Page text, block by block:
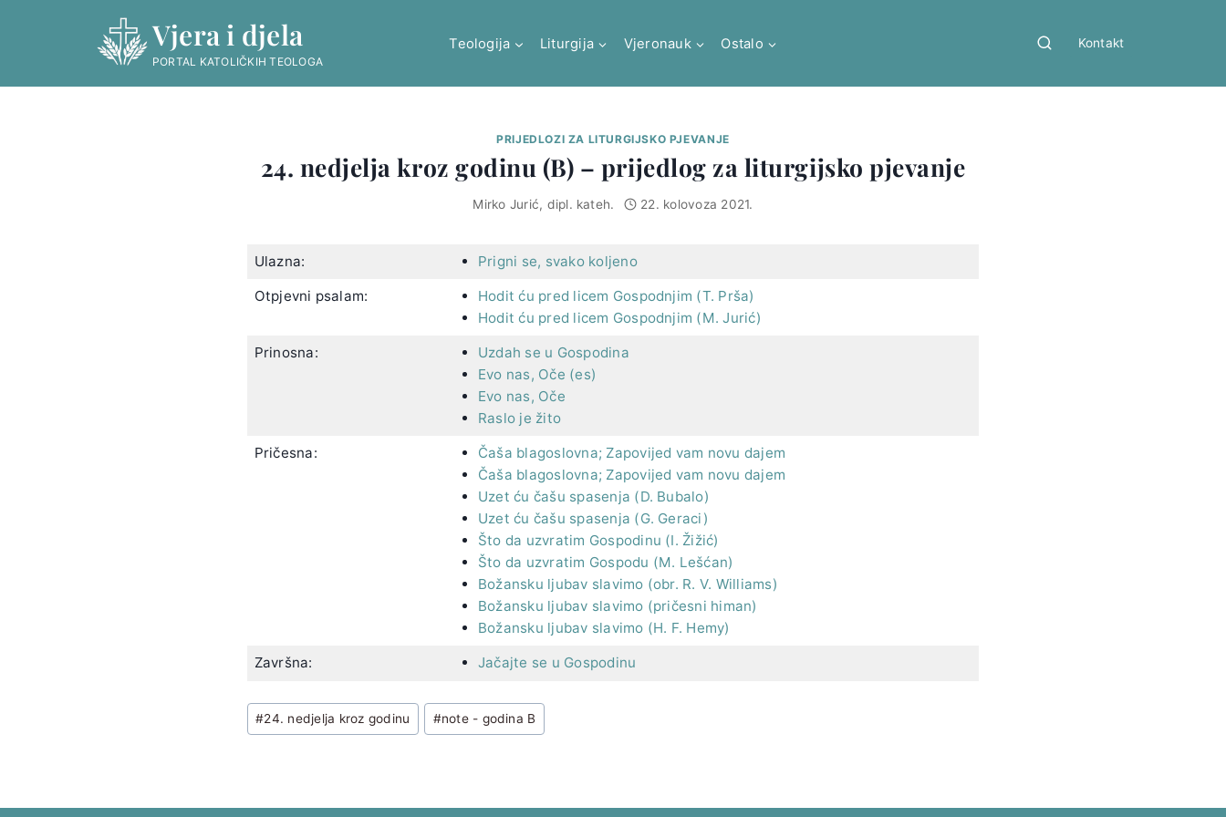
Vjera i djela
PORTAL KATOLIČKIH TEOLOGA
Teologija Liturgija Vjeronauk Ostalo Kontakt
PRIJEDLOZI ZA LITURGIJSKO PJEVANJE
24. nedjelja kroz godinu (B) – prijedlog za liturgijsko pjevanje
Mirko Jurić, dipl. kateh. 22. kolovoza 2021.
Ulazna:
Prigni se, svako koljeno
Otpjevni psalam:
Hodit ću pred licem Gospodnjim (T. Prša)
Hodit ću pred licem Gospodnjim (M. Jurić)
Prinosna:
Uzdah se u Gospodina
Evo nas, Oče (es)
Evo nas, Oče
Raslo je žito
Pričesna:
Čaša blagoslovna; Zapovijed vam novu dajem
Čaša blagoslovna; Zapovijed vam novu dajem
Uzet ću čašu spasenja (D. Bubalo)
Uzet ću čašu spasenja (G. Geraci)
Što da uzvratim Gospodinu (I. Žižić)
Što da uzvratim Gospodu (M. Lešćan)
Božansku ljubav slavimo (obr. R. V. Williams)
Božansku ljubav slavimo (pričesni himan)
Božansku ljubav slavimo (H. F. Hemy)
Završna:
Jačajte se u Gospodinu
Post
Tags:
#24. nedjelja kroz godinu #note - godina B